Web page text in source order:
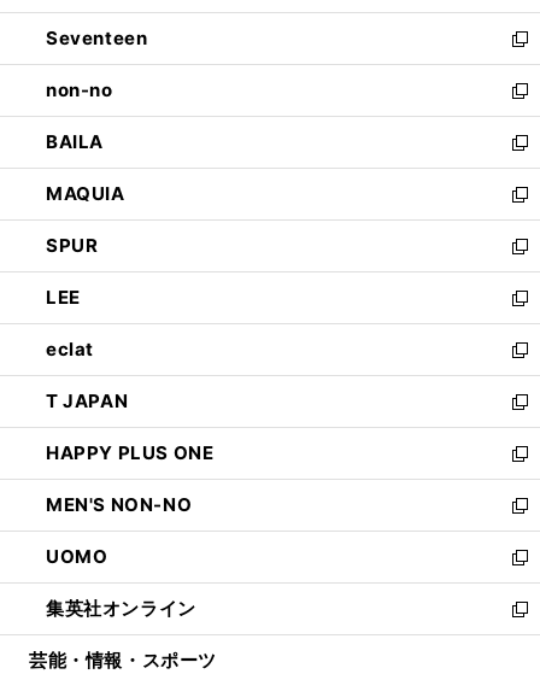
開
く
ウ
で
開
く
ン
ド
ウ
で
開
く
Seventeen
新
し
い
ウ
ィ
ン
ド
ウ
で
開
く
non-no
新
し
い
ウ
ィ
ン
ド
ウ
で
開
く
BAILA
新
し
い
ウ
ィ
ン
ド
ウ
で
開
く
MAQUIA
新
し
い
ウ
ィ
ン
ド
ウ
で
開
く
SPUR
新
し
い
ウ
ィ
ン
ド
ウ
で
開
く
LEE
新
し
い
ウ
ィ
ン
ド
ウ
で
開
く
eclat
新
し
い
ウ
ィ
ン
ド
ウ
で
開
く
T JAPAN
新
し
い
ウ
ィ
ン
ド
ウ
で
開
HAPPY PLUS ONE
新
し
い
ウ
ィ
ン
ド
ウ
MEN'S NON-NO
新
し
い
ウ
ィ
ン
UOMO
新
し
い
ウ
集英社オンライン
新
し
芸能・情報・スポーツ